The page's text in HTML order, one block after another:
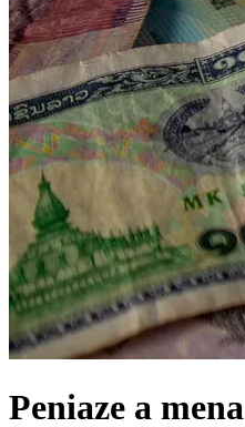
Peniaze a mena